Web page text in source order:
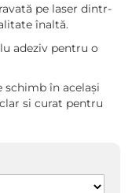
pe laser dintr-
înaltă.
adeziv pentru o
schimb în același
si curat pentru